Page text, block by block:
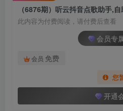
此内容为付费阅读，请付费后查看
会员专
会员 免费
您
开通